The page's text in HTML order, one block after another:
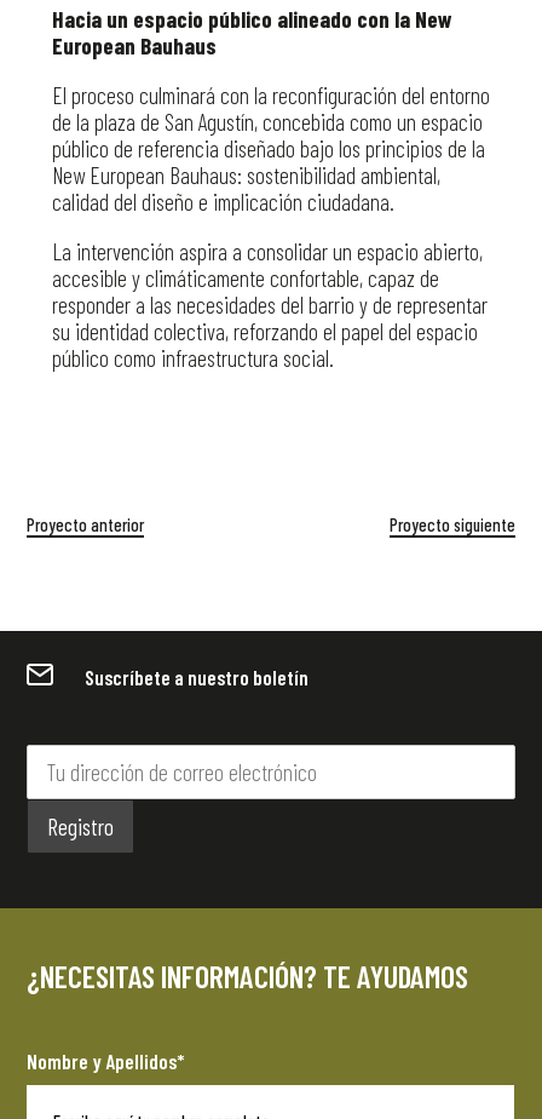
Hacia un espacio público alineado con la New
European Bauhaus
El proceso culminará con la reconfiguración del entorno
de la plaza de San Agustín, concebida como un espacio
público de referencia diseñado bajo los principios de la
New European Bauhaus: sostenibilidad ambiental,
calidad del diseño e implicación ciudadana.
La intervención aspira a consolidar un espacio abierto,
accesible y climáticamente confortable, capaz de
responder a las necesidades del barrio y de representar
su identidad colectiva, reforzando el papel del espacio
público como infraestructura social.
Proyecto anterior Proyecto siguiente
Suscríbete a nuestro boletín
¿NECESITAS INFORMACIÓN? TE AYUDAMOS
Nombre y Apellidos*